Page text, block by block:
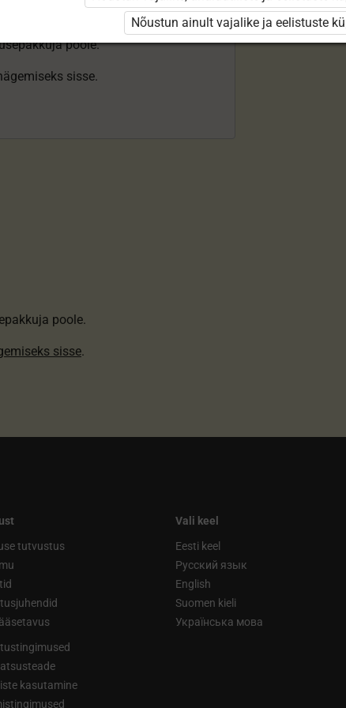
poole.
sisse.
poole.
sisse.
tutvustus
kasutamine
Vali keel
Eesti keel
Русский язык
English
Suomen kieli
Українська мова
Nõustun ainult vajalike ja eelistuste